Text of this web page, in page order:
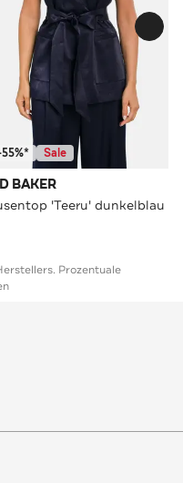
Sale
BAKER
'Teeru' dunkelblau
Prozentuale